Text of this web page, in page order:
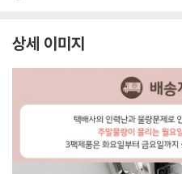
상세 이미지